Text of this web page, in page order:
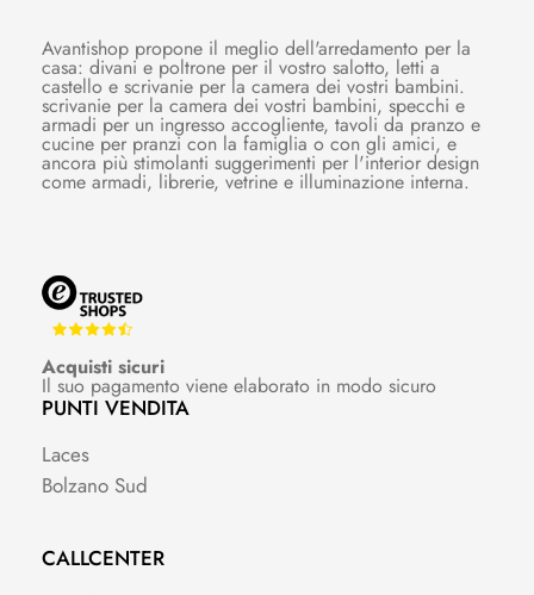
Avantishop propone il meglio dell'arredamento per la
casa: divani e poltrone per il vostro salotto, letti a
castello e scrivanie per la camera dei vostri bambini.
scrivanie per la camera dei vostri bambini, specchi e
armadi per un ingresso accogliente, tavoli da pranzo e
cucine per pranzi con la famiglia o con gli amici, e
ancora più stimolanti suggerimenti per l'interior design
come armadi, librerie, vetrine e illuminazione interna.
Acquisti sicuri
Il suo pagamento viene elaborato in modo sicuro
PUNTI VENDITA
Laces
Bolzano Sud
CALLCENTER